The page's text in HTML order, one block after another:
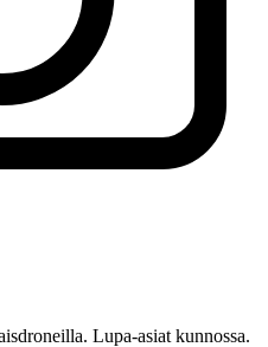
Lupa-asiat kunnossa.